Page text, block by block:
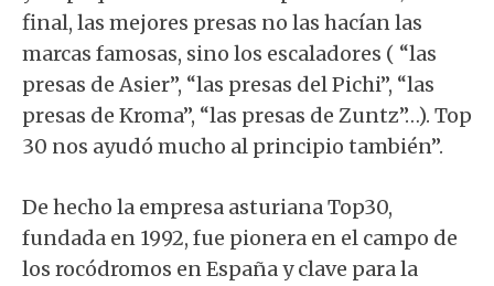
final, las mejores presas no las hacían las
marcas famosas, sino los escaladores ( “las
presas de Asier”, “las presas del Pichi”, “las
presas de Kroma”, “las presas de Zuntz”…). Top
30 nos ayudó mucho al principio también”.
De hecho la empresa asturiana Top30,
fundada en 1992, fue pionera en el campo de
los rocódromos en España y clave para la